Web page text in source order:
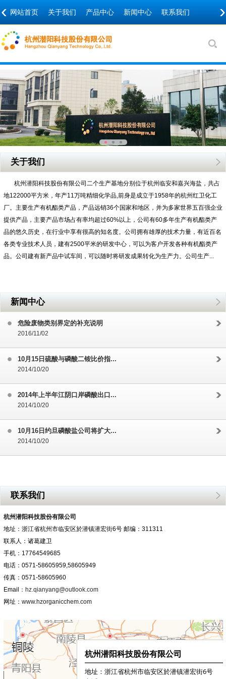
网站首页 关于我们 产品中心 新闻中心 联系我们
‹ ›
关于我们
杭州潜阳科技股份有限公司二个生产基地分别位于杭州临安和嘉兴海盐，共占
地122000平方米，年产11万吨精细化学品,前身是成立于1958年的杭州红卫化工
厂。主要生产有机酯类产品，产品远销36个国家和地区，并为多家世界五百强企业
提供产品，主要产品市场占有率均超过60%以上，公司有60多年生产有机酯类产
品的悠久历史，在行业中享有很高的知名度。公司拥有雄厚的技术力量，有近百名
各类专业技术人员，建有2500平米的研发中心，可以为客户开发各种有机酯类产
品。公司建有新产品中试车间，可以随时将研发成果转化为生产力。公司生产...
新闻中心
危险废物类别界定的补充说明
2016/11/02
10月15日硫酸与磷酸二铵比价指...
2014/10/20
2014年上半年江阴口岸磷酸出口...
2014/10/20
10月16日约旦磷酸盐公司将扩大...
2014/10/20
联系我们
杭州潜阳科技股份有限公司
地址：浙江省杭州市临安区於潜镇潜宏街6号 邮编：311311
联系人：诸葛建卫
手机：17764549685
电话：0571-58605959,58605949
传真：0571-58605960
Email
：hz.qianyang@outlook.com
网址： www.hzorganicchem.com